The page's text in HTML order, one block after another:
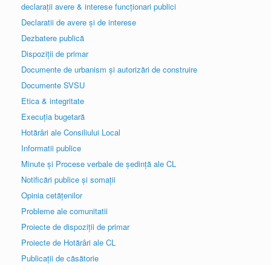
declarații avere & interese funcționari publici
Declaratii de avere și de interese
Dezbatere publică
Dispoziții de primar
Documente de urbanism și autorizări de construire
Documente SVSU
Etica & integritate
Execuția bugetară
Hotărâri ale Consiliului Local
Informatii publice
Minute și Procese verbale de ședință ale CL
Notificări publice și somații
Opinia cetățenilor
Probleme ale comunitatii
Proiecte de dispoziții de primar
Proiecte de Hotărâri ale CL
Publicații de căsătorie